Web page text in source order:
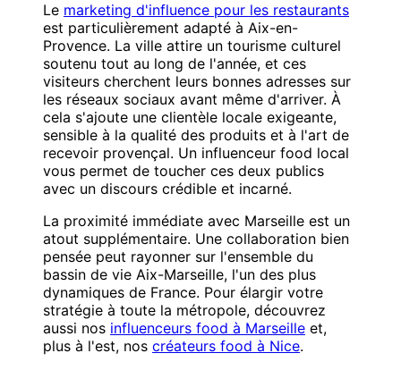
Le marketing d'influence pour les restaurants
est particulièrement adapté à Aix-en-
Provence. La ville attire un tourisme culturel
soutenu tout au long de l'année, et ces
visiteurs cherchent leurs bonnes adresses sur
les réseaux sociaux avant même d'arriver. À
cela s'ajoute une clientèle locale exigeante,
sensible à la qualité des produits et à l'art de
recevoir provençal. Un influenceur food local
vous permet de toucher ces deux publics
avec un discours crédible et incarné.
La proximité immédiate avec Marseille est un
atout supplémentaire. Une collaboration bien
pensée peut rayonner sur l'ensemble du
bassin de vie Aix-Marseille, l'un des plus
dynamiques de France. Pour élargir votre
stratégie à toute la métropole, découvrez
aussi nos influenceurs food à Marseille et,
plus à l'est, nos créateurs food à Nice.